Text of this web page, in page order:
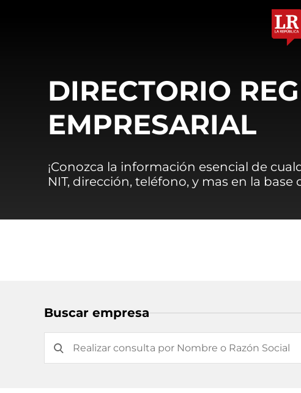
DIRECTORIO
EMPRESARIAL
¡Conozca la información esencial de
NIT, dirección, teléfono, y mas en la
Buscar empresa